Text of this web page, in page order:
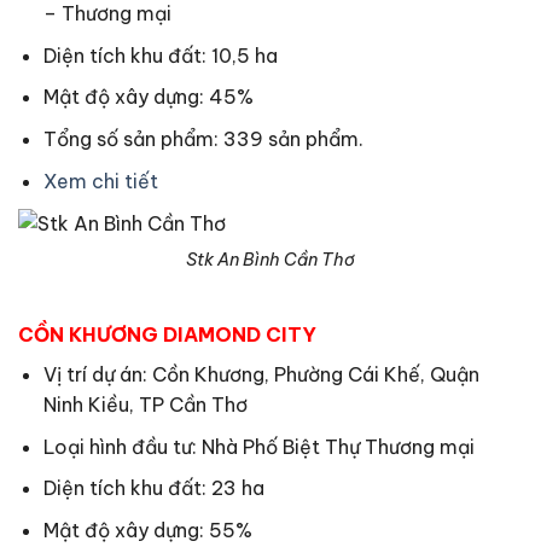
– Thương mại
Diện tích khu đất: 10,5 ha
Mật độ xây dựng: 45%
Tổng số sản phẩm: 339 sản phẩm.
Xem chi tiết
Stk An Bình Cần Thơ
CỒN KHƯƠNG DIAMOND CITY
Vị trí dự án: Cồn Khương, Phường Cái Khế, Quận
Ninh Kiều, TP Cần Thơ
Loại hình đầu tư: Nhà Phố Biệt Thự Thương mại
Diện tích khu đất: 23 ha
Mật độ xây dựng: 55%